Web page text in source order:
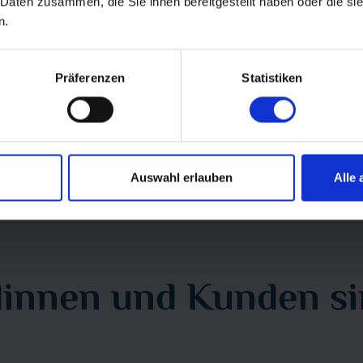
Präferenzen Statistiken
Auswahl erlauben Alle
INVERNESS–WICK–KIRKWALL–
INVERNESS(–EDINBURGH)
Juli 2027
Informationen Buchen
und Kunden